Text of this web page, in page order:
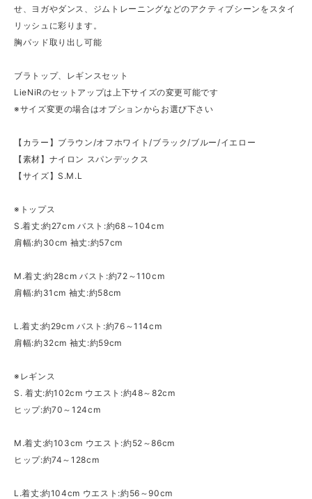
せ、ヨガやダンス、ジムトレーニングなどのアクティブシーンをスタイ
リッシュに彩ります。
胸パッド取り出し可能
ブラトップ、レギンスセット
LieNiRのセットアップは上下サイズの変更可能です
※サイズ変更の場合はオプションからお選び下さい
【カラー】ブラウン/オフホワイト/ブラック/ブルー/イエロー
【素材】ナイロン スパンデックス
【サイズ】S.M.L
※トップス
S.着丈:約27cm バスト:約68～104cm
肩幅:約30cm 袖丈:約57cm
M.着丈:約28cm バスト:約72～110cm
肩幅:約31cm 袖丈:約58cm
L.着丈:約29cm バスト:約76～114cm
肩幅:約32cm 袖丈:約59cm
※レギンス
S. 着丈:約102cm ウエスト:約48～82cm
ヒップ:約70～124cm
M.着丈:約103cm ウエスト:約52～86cm
ヒップ:約74～128cm
L.着丈:約104cm ウエスト:約56～90cm